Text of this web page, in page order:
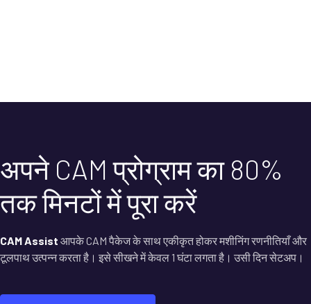
अपने CAM प्रोग्राम का 80%
तक मिनटों में पूरा करें
CAM Assist आपके CAM पैकेज के साथ एकीकृत होकर मशीनिंग रणनीतियाँ और
टूलपाथ उत्पन्न करता है। इसे सीखने में केवल 1 घंटा लगता है। उसी दिन सेटअप।